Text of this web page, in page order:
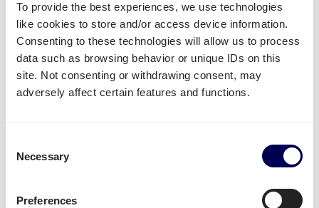
To provide the best experiences, we use technologies
like cookies to store and/or access device information.
Consenting to these technologies will allow us to process
data such as browsing behavior or unique IDs on this
site. Not consenting or withdrawing consent, may
adversely affect certain features and functions.
Selection
Necessary
Preferences
Welke vervoersdiensten kan jij
gebruiken voor de route Nederland-
Bulgarije?
Beschikbare vervoersdiensten voor jou
van de volgende diensten:
Bulgarije.